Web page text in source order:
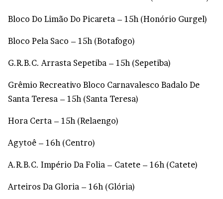
Bloco Do Limão Do Picareta – 15h (Honório Gurgel)
Bloco Pela Saco – 15h (Botafogo)
G.R.B.C. Arrasta Sepetiba – 15h (Sepetiba)
Grêmio Recreativo Bloco Carnavalesco Badalo De
Santa Teresa – 15h (Santa Teresa)
Hora Certa – 15h (Relaengo)
Agytoê – 16h (Centro)
A.R.B.C. Império Da Folia – Catete – 16h (Catete)
Arteiros Da Gloria – 16h (Glória)